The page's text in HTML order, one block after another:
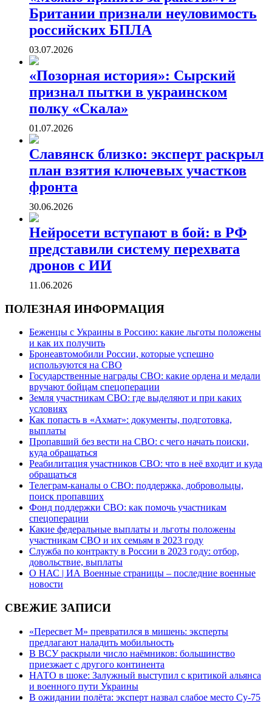
Британии признали неуловимость
российских БПЛА
03.07.2026
«Позорная история»: Сырский
признал пытки в украинском
полку «Скала»
01.07.2026
Славянск близко: эксперт раскрыл
план взятия ключевых участков
фронта
30.06.2026
Нейросети вступают в бой: в РФ
представили систему перехвата
дронов с ИИ
11.06.2026
ПОЛЕЗНАЯ ИНФОРМАЦИЯ
Беженцы с Украины в Россию: какие льготы положены
и как их получить
Бронеавтомобили России, которые успешно
используются на СВО
Государственные награды СВО: какие ордена и медали
вручают бойцам спецоперации
Земля участникам СВО: где выделяют и при каких
условиях
Как попасть в «Ахмат»: документы, подготовка,
выплаты
Пропавший без вести на СВО: с чего начать поиски,
куда обращаться
Реабилитация участников СВО: что в неё входит и куда
обращаться
Телеграм-каналы о СВО: поддержка, добровольцы,
поиск пропавших
Фонд поддержки СВО: как помочь участникам
спецоперации
Какие федеральные выплаты и льготы положены
участникам СВО и их семьям в 2023 году
Служба по контракту в России в 2023 году: отбор,
довольствие, выплаты
О НАС | ИА Военные страницы – последние военные
новости
СВЕЖИЕ ЗАПИСИ
«Пересвет М» превратился в мишень: эксперты
предлагают наладить мобильность
В ВСУ раскрыли число наёмников: большинство
приезжает с другого континента
НАТО в шоке: Залужный выступил с критикой альянса
и военного пути Украины
В ожидании полёта: эксперт назвал слабое место Су-75